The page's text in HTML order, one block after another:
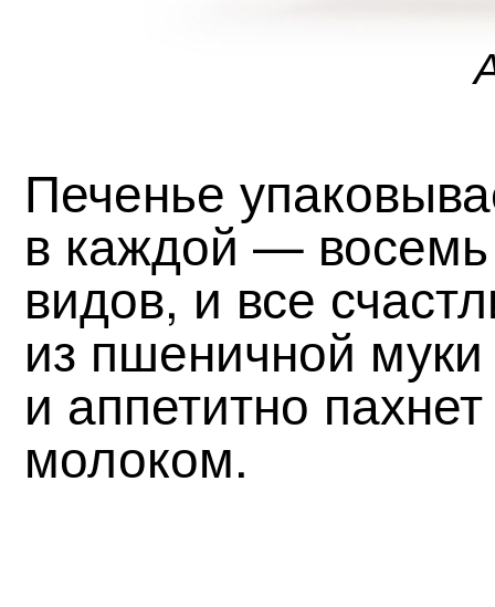
Печенье
в каждой — восемь
видов, и все
из пшеничной муки
и аппетитно
молоком.